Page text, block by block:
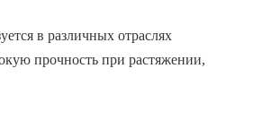
в различных отраслях
прочность при растяжении,